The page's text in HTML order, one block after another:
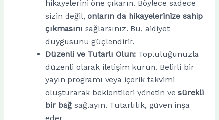
hikayelerini öne çıkarın. Böylece sadece
sizin değil, onların da hikayelerinize sahip
çıkmasını sağlarsınız. Bu, aidiyet
duygusunu güçlendirir.
Düzenli ve Tutarlı Olun:Topluluğunuzla
düzenli olarak iletişim kurun. Belirli bir
yayın programı veya içerik takvimi
oluşturarak beklentileri yönetin ve sürekli
bir bağsağlayın. Tutarlılık, güven inşa
eder.